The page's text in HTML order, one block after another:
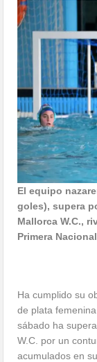
El equipo
goles), supera
Mallorca W.C.,
Primera
Ha cumplido su
de plata
sábado ha
W.C. por un
acumulados en